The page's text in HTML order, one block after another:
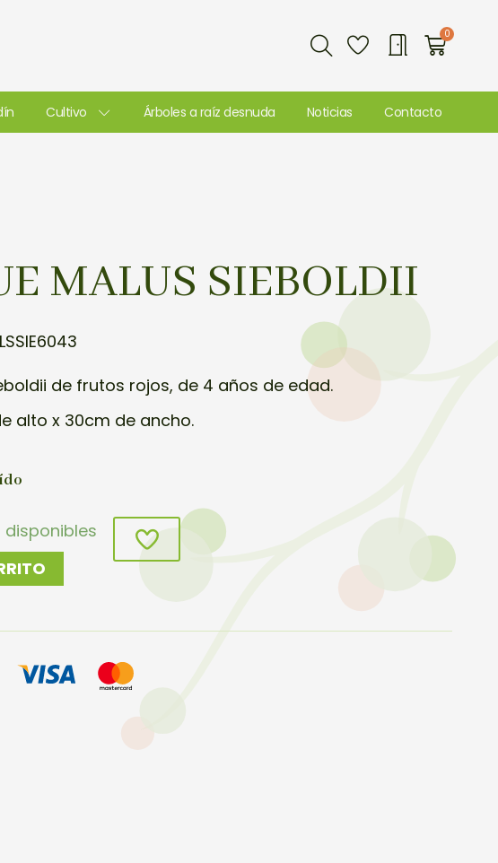
Buscar 0
Cultivo Árboles a raíz desnuda Noticias Contacto
MALUS SIEBOLDII
de frutos rojos, de 4 años de edad.
alto x 30cm de ancho.
disponibles